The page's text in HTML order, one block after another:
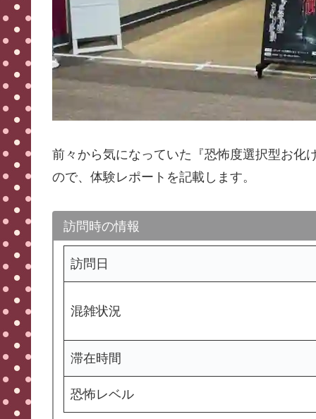
前々から気になっていた『恐怖度選択型お化
ので、体験レポートを記載します。
訪問時の情報
訪問日
混雑状況
滞在時間
恐怖レベル